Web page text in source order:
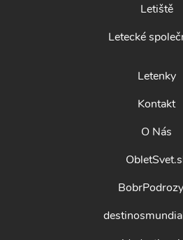
Letiště
Letecké
Letenky
Kontakt
O Nás